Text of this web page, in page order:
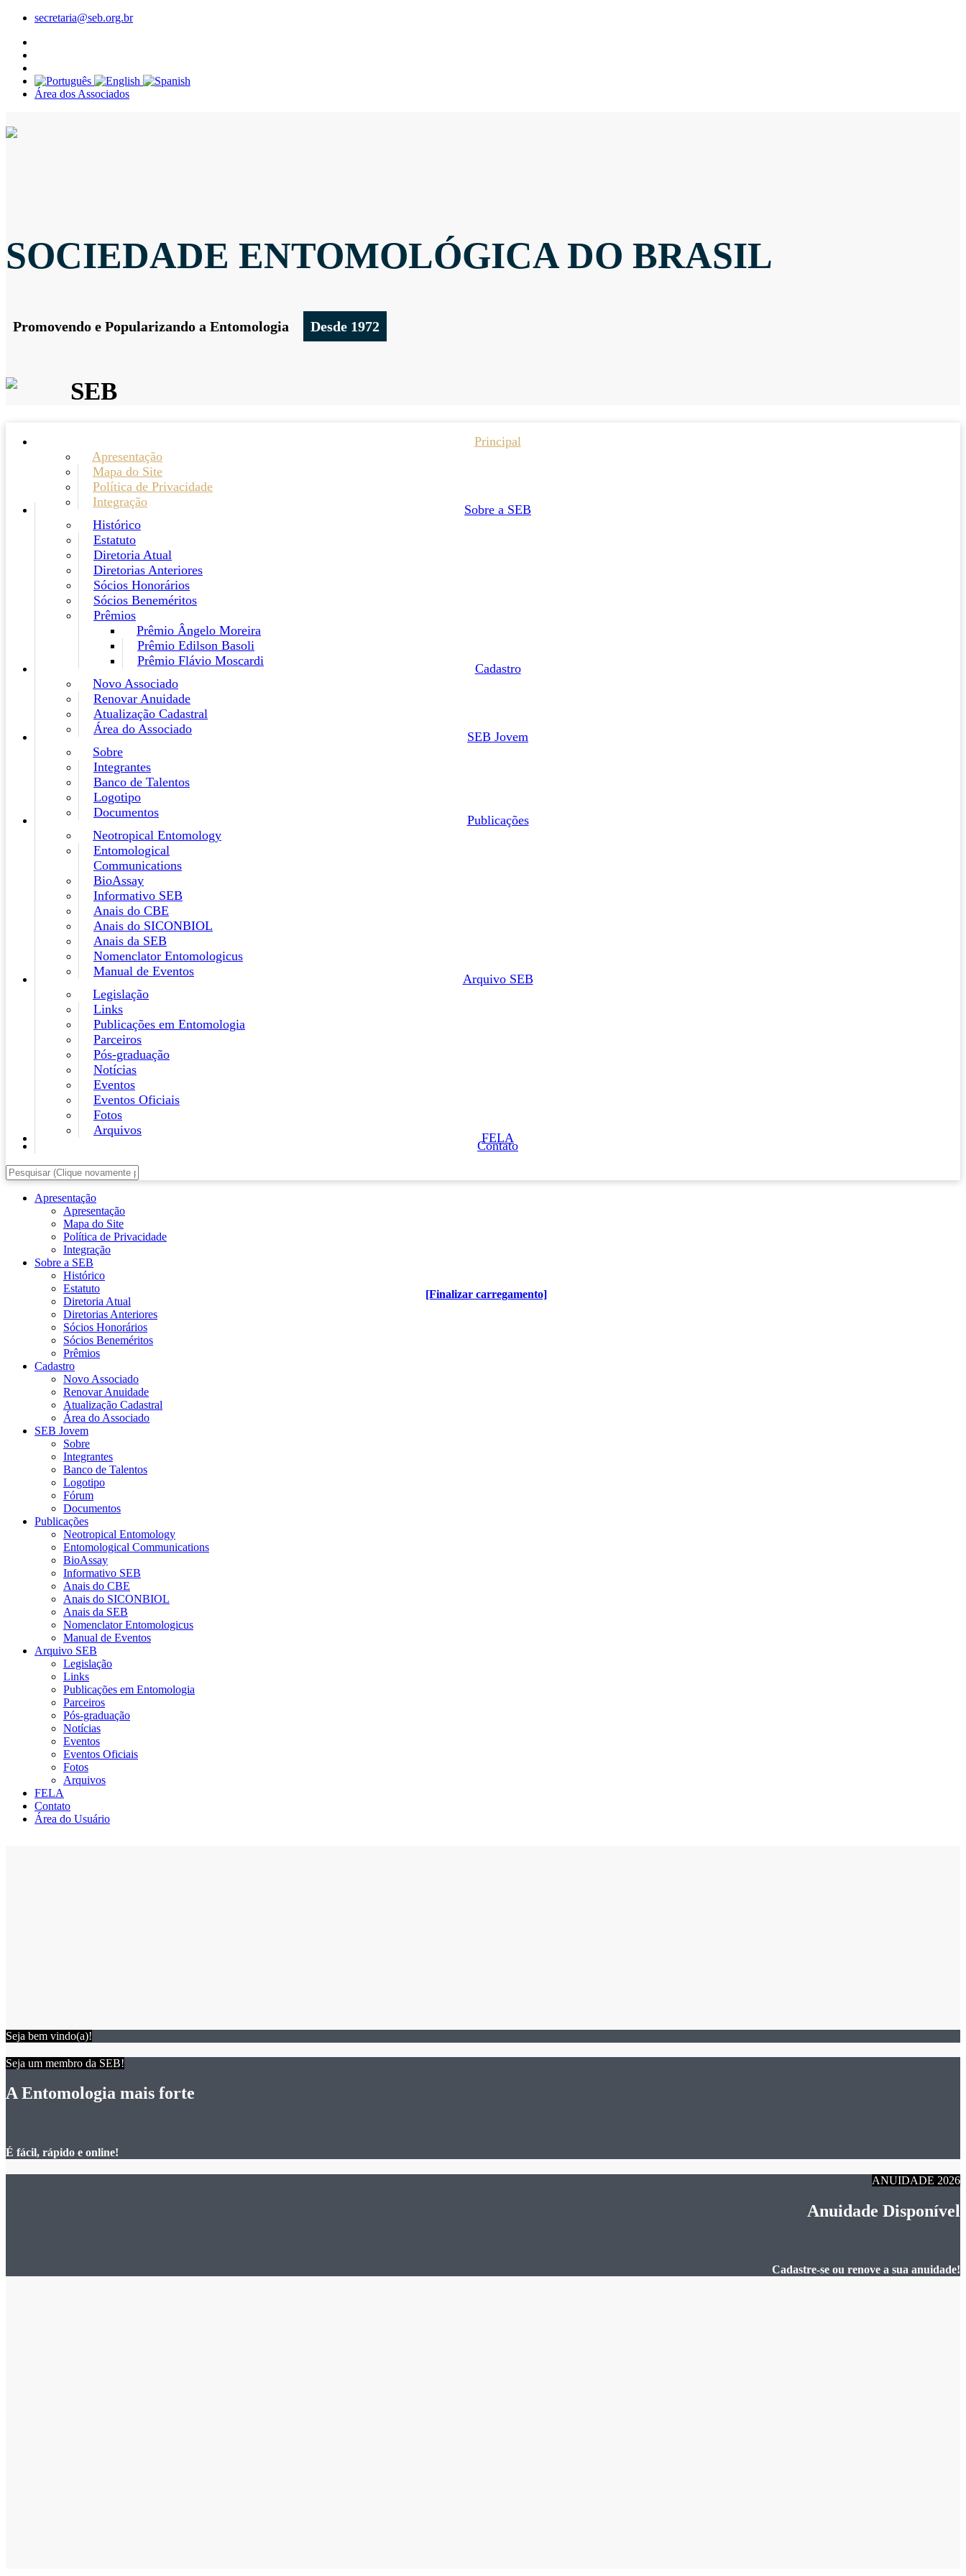
[Finalizar carregamento]
secretaria@seb.org.br
Área dos Associados
SOCIEDADE ENTOMOLÓGICA DO BRASIL
Promovendo e Popularizando a Entomologia Desde 1972
SEB
Principal
Apresentação
Mapa do Site
Política de Privacidade
Integração
Sobre a SEB
Histórico
Estatuto
Diretoria Atual
Diretorias Anteriores
Sócios Honorários
Sócios Beneméritos
Prêmios
Prêmio Ângelo Moreira
Prêmio Edilson Basoli
Prêmio Flávio Moscardi
Cadastro
Novo Associado
Renovar Anuidade
Atualização Cadastral
Área do Associado
SEB Jovem
Sobre
Integrantes
Banco de Talentos
Logotipo
Documentos
Publicações
Neotropical Entomology
Entomological
Communications
BioAssay
Informativo SEB
Anais do CBE
Anais do SICONBIOL
Anais da SEB
Nomenclator Entomologicus
Manual de Eventos
Arquivo SEB
Legislação
Links
Publicações em Entomologia
Parceiros
Pós-graduação
Notícias
Eventos
Eventos Oficiais
Fotos
Arquivos
FELA
Contato
Apresentação
Apresentação
Mapa do Site
Política de Privacidade
Integração
Sobre a SEB
Histórico
Estatuto
Diretoria Atual
Diretorias Anteriores
Sócios Honorários
Sócios Beneméritos
Prêmios
Cadastro
Novo Associado
Renovar Anuidade
Atualização Cadastral
Área do Associado
SEB Jovem
Sobre
Integrantes
Banco de Talentos
Logotipo
Fórum
Documentos
Publicações
Neotropical Entomology
Entomological Communications
BioAssay
Informativo SEB
Anais do CBE
Anais do SICONBIOL
Anais da SEB
Nomenclator Entomologicus
Manual de Eventos
Arquivo SEB
Legislação
Links
Publicações em Entomologia
Parceiros
Pós-graduação
Notícias
Eventos
Eventos Oficiais
Fotos
Arquivos
FELA
Contato
Área do Usuário
Seja bem vindo(a)!
Seja um membro da SEB!
A Entomologia mais forte
É fácil, rápido e online!
ANUIDADE 2026
Anuidade Disponível
Cadastre-se ou renove a sua anuidade!